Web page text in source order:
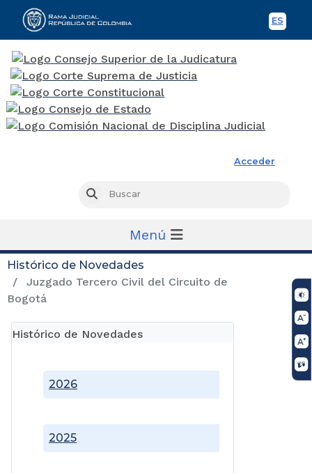
ES
Acceder
Buscar
Menú
Histórico de Novedades
Juzgado Tercero Civil del Circuito de
Bogotá
Histórico de Novedades
2025
2026